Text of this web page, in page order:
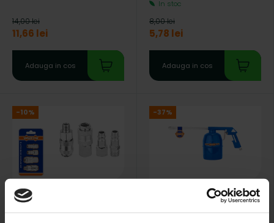
11,66 lei
14,00 lei
Adauga in cos
In stoc
5,78 lei
8,00 lei
Adauga in cos
-10%
Cod produs: WQP4670
-37%
Cod produs: WGA3575